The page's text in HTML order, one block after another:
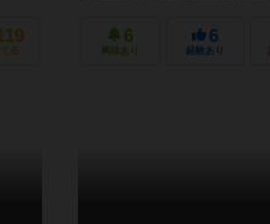
る
6
興味あり
6
経験あり